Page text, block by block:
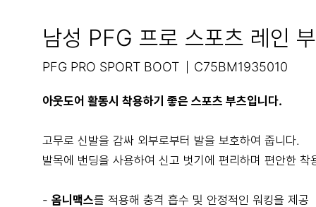
남성 PFG 프로 스포츠 레인
PFG PRO SPORT BOOT C75BM1935010
아웃도어 활동시 착용하기 좋은 스포츠 부츠입니다.
고무로 신발을 감싸 외부로부터 발을 보호하여 줍니다.
발목에 밴딩을 사용하여 신고 벗기에 편리하며 편안한 착
- 옴니맥스를 적용해 충격 흡수 및 안정적인 워킹을 제공